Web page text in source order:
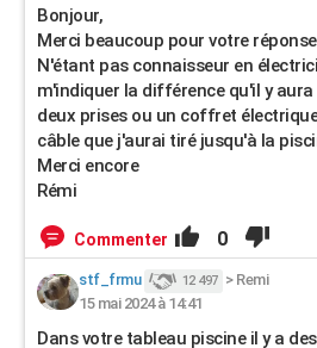
Bonjour,
Merci beaucoup pour votre
N'étant pas connaisseur en
m'indiquer la différence qu'il y
deux prises ou un coffret
câble que j'aurai tiré jusqu'à la
Merci encore
Rémi
Commenter 0
stf_frmu 12 497 > Remi
15 mai 2024 à 14:41
Dans votre tableau piscine il y a